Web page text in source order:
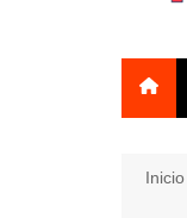
Inicio